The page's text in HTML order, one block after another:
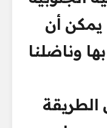
يمكن أن
وناضلنا
الطريقة